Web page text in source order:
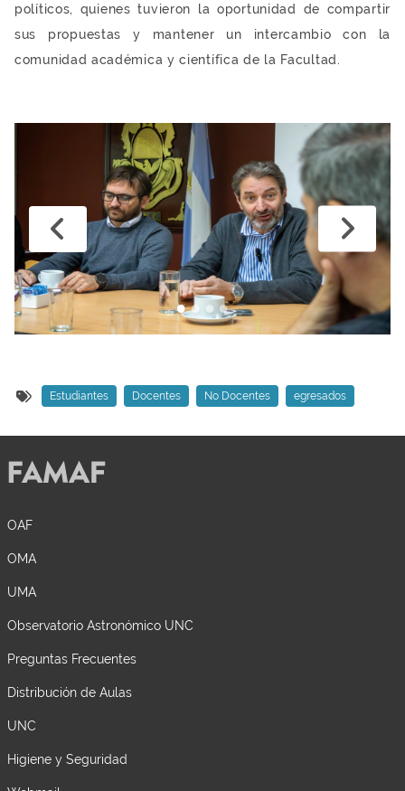
políticos, quienes tuvieron la oportunidad de compartir
sus propuestas y mantener un intercambio con la
comunidad académica y científica de la Facultad.
Estudiantes Docentes No Docentes egresados
OAF
OMA
UMA
Observatorio Astronómico UNC
Preguntas Frecuentes
Distribución de Aulas
UNC
Higiene y Seguridad